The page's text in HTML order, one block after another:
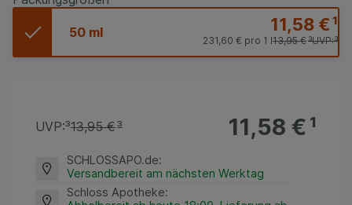
50 ml 11,58 €¹
UVP:³
13,95 €³
231,60 € pro 1 l
11,58 €¹
UVP:³13,95 €³
SCHLOSSAPO.de:
Versandbereit am nächsten Werktag
Schloss Apotheke: